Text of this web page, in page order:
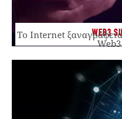
WEB3
Το Internet